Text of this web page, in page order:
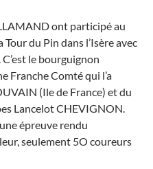
ont participé au
du Pin dans l’Isère avec
le bourguignon
Franche Comté qui l’a
(Ile de France) et du
Lancelot CHEVIGNON.
épreuve rendu
seulement 5O coureurs